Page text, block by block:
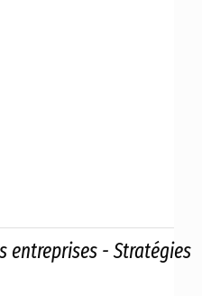
entreprises - Stratégies